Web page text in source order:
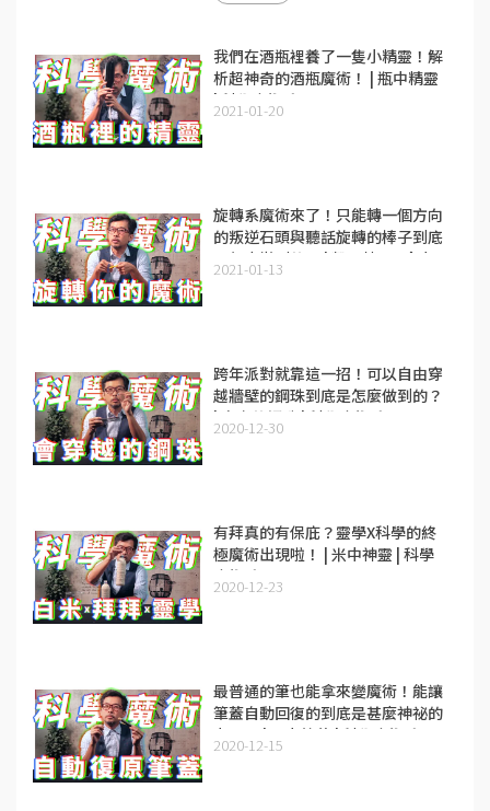
我們在酒瓶裡養了一隻小精靈！解
析超神奇的酒瓶魔術！ | 瓶中精靈
| 科學魔術系列Ep.６
2021-01-20
旋轉系魔術來了！只能轉一個方向
的叛逆石頭與聽話旋轉的棒子到底
是怎麼辦到的？ | 凱爾特石&念力
棒 | 科學魔術系列Ep.5
2021-01-13
跨年派對就靠這一招！可以自由穿
越牆壁的鋼珠到底是怎麼做到的？
| 自由的鋼珠 | 科學魔術系列Ep.4
2020-12-30
有拜真的有保庇？靈學X科學的終
極魔術出現啦！ | 米中神靈 | 科學
魔術系列Ep.3
2020-12-23
最普通的筆也能拿來變魔術！能讓
筆蓋自動回復的到底是甚麼神祕的
力量？ | 彈力筆蓋 | 科學魔術系列
Ep.2
2020-12-15